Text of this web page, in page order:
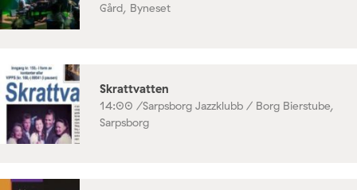
Gård, Byneset
Skrattvatten
14:00 /Sarpsborg Jazzklubb / Borg Bierstube,
Sarpsborg